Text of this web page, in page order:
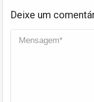
Deixe um